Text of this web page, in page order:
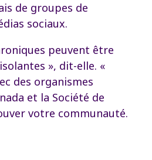
de groupes de
sociaux.
peuvent être
», dit-elle. «
des organismes
et la Société de
votre communauté.